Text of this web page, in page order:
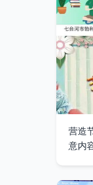
营造
意内